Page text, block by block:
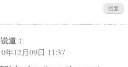
回复
说道：
年12月09日 11:37